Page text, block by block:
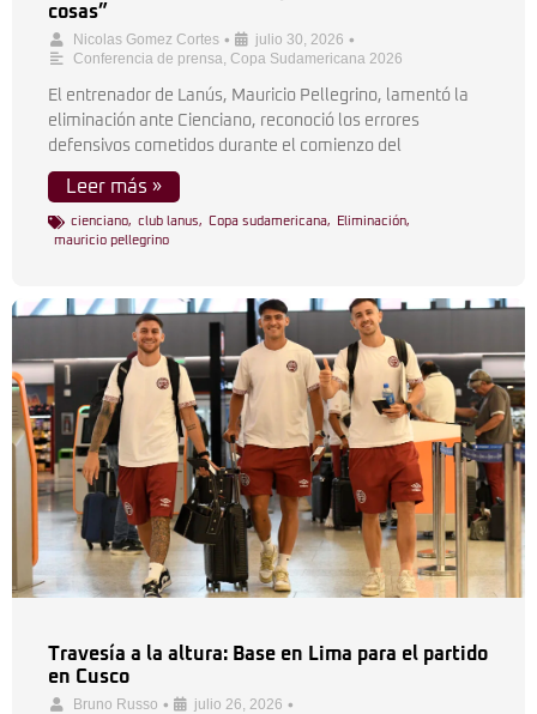
cosas”
Nicolas Gomez Cortes • julio 30, 2026 •
Conferencia de prensa, Copa Sudamericana 2026
El entrenador de Lanús, Mauricio Pellegrino, lamentó la
eliminación ante Cienciano, reconoció los errores
defensivos cometidos durante el comienzo del
Leer más »
cienciano, club lanus, Copa sudamericana, Eliminación,
mauricio pellegrino
Travesía a la altura: Base en Lima para el partido
en Cusco
Bruno Russo • julio 26, 2026 •